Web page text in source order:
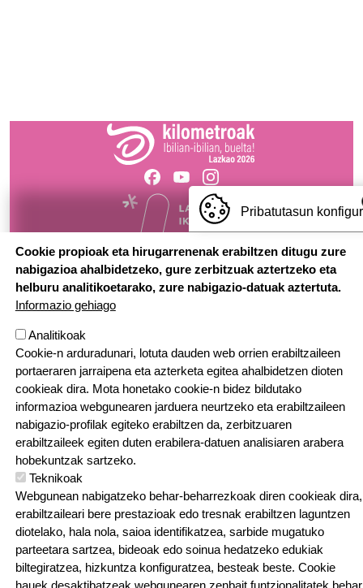
Orri-oina
Kontaktatu Pribatutasun politika Cookien politika
Webgune hau Ikastolen Elkarteak garatu du
Pribatutasun
Cookie propioak eta hirugarrenenak erabiltzen ditugu zure
nabigazioa ahalbidetzeko, gure zerbitzuak aztertzeko eta
helburu analitikoetarako, zure nabigazio-datuak aztertuta.
Informazio gehiago
Analitikoak
Cookie-n arduradunari, lotuta dauden web orrien erabiltzaileen
portaeraren jarraipena eta azterketa egitea ahalbidetzen dioten
cookieak dira. Mota honetako cookie-n bidez bildutako
informazioa webgunearen jarduera neurtzeko eta erabiltzaileen
nabigazio-profilak egiteko erabiltzen da, zerbitzuaren
erabiltzaileek egiten duten erabilera-datuen analisiaren arabera
hobekuntzak sartzeko.
Teknikoak
Webgunean nabigatzeko behar-beharrezkoak diren cookieak dira,
erabiltzaileari bere prestazioak edo tresnak erabiltzen laguntzen
diotelako, hala nola, saioa identifikatzea, sarbide mugatuko
parteetara sartzea, bideoak edo soinua hedatzeko edukiak
biltegiratzea, hizkuntza konfiguratzea, besteak beste. Cookie